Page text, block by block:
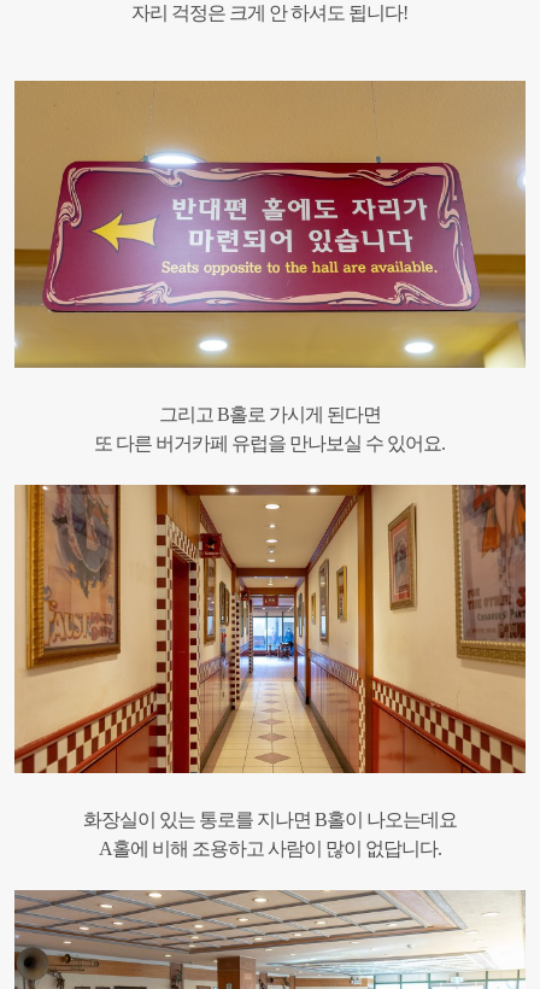
자리 걱정은 크게 안 하셔도 됩니다!
그리고 B홀로 가시게 된다면
또 다른 버거카페 유럽을 만나보실 수 있어요.
화장실이 있는 통로를 지나면 B홀이 나오는데요
A홀에 비해 조용하고 사람이 많이 없답니다.